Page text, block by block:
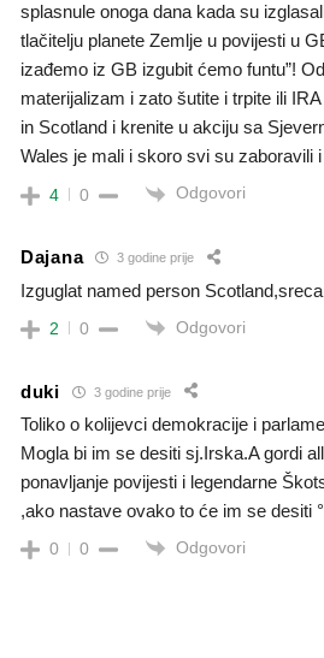
splasnule onoga dana kada su
tlačitelju planete Zemlje u povijesti u
izađemo iz GB izgubit ćemo funtu”!
materijalizam i zato šutite i trpite ili
in Scotland i krenite u akciju sa
Wales je mali i skoro svi su zaboravili
4 0 Odgovori
Dajana 3 godine prije
Izguglat named person
2 0 Odgovori
duki 3 godine prije
Toliko o kolijevci demokracije i
Mogla bi im se desiti sj.Irska.A gordi
ponavljanje povijesti i legendarne
,ako nastave ovako to će im se desiti
0 0 Odgovori